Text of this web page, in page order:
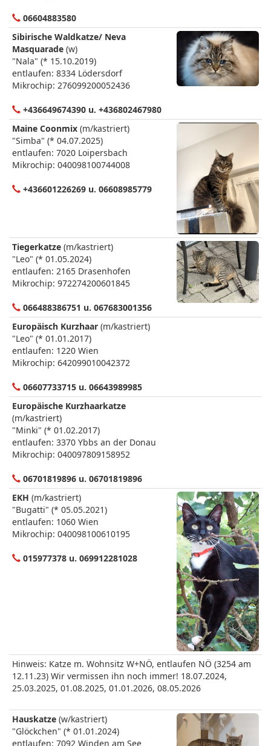
06604883580
Sibirische Waldkatze/ Neva
Masquarade (w)
"Nala" (* 15.10.2019)
entlaufen: 8334 Lödersdorf
Mikrochip: 276099200052436
+436649674390 u. +436802467980
Maine Coonmix (m/kastriert)
"Simba" (* 04.07.2025)
entlaufen: 7020 Loipersbach
Mikrochip: 040098100744008
+436601226269 u. 06608985779
Tiegerkatze (m/kastriert)
"Leo" (* 01.05.2024)
entlaufen: 2165 Drasenhofen
Mikrochip: 972274200601845
066488386751 u. 067683001356
Europäisch Kurzhaar (m/kastriert)
"Leo" (* 01.01.2017)
entlaufen: 1220 Wien
Mikrochip: 642099010042372
06607733715 u. 06643989985
Europäische Kurzhaarkatze
(m/kastriert)
"Minki" (* 01.02.2017)
entlaufen: 3370 Ybbs an der Donau
Mikrochip: 040097809158952
06701819896 u. 06701819896
EKH (m/kastriert)
"Bugatti" (* 05.05.2021)
entlaufen: 1060 Wien
Mikrochip: 040098100610195
015977378 u. 069912281028
Hinweis: Katze m. Wohnsitz W+NÖ, entlaufen NÖ (3254 am
12.11.23) Wir vermissen ihn noch immer! 18.07.2024,
25.03.2025, 01.08.2025, 01.01.2026, 08.05.2026
Hauskatze (w/kastriert)
"Glöckchen" (* 01.01.2024)
entlaufen: 7092 Winden am See